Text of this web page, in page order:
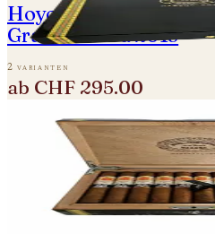
Hoyo de Monterrey -
Gran Reserva 2013
2 varianten
ab CHF 295.00
hoyo de monterrey
Hoyo de Monterrey
Cosecha 2012